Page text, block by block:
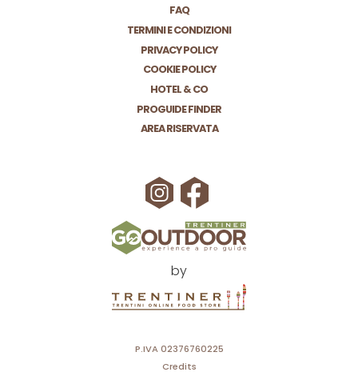
FAQ
TERMINI E CONDIZIONI
PRIVACY POLICY
COOKIE POLICY
HOTEL & CO
PROGUIDE FINDER
AREA RISERVATA
by
P.IVA 02376760225
Credits